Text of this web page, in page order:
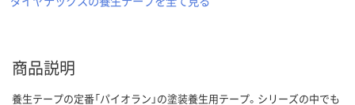
商品説明
養生テープの定番「パイオラン」の塗装養生用テープ。シリーズの中でも